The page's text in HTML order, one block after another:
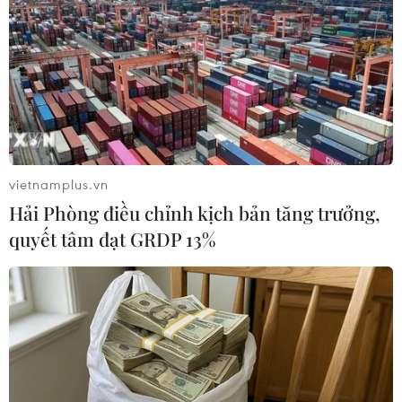
bán căn hộ chung cư
25/08/2021 03:28
Thực tế có nhiều trường hợp người dân mua phải dạng
căn hộ nghỉ dưỡng, du lịch (condotel) nhưng tưởng
nhầm là mua căn hộ chung cư thông thường, đến khi về
ở mới phát hiện nhiều bất cập và thiệt thòi.
vietnamplus.vn
Hải Phòng điều chỉnh kịch bản tăng trưởng,
quyết tâm đạt GRDP 13%